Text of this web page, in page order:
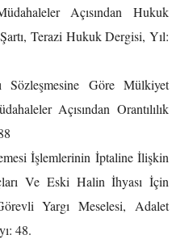
Açısından Hukuk
Terazi Hukuk Dergisi, Yıl:
Sözleşmesine Göre Mülkiyet
Açısından Orantılılık
İşlemlerinin İptaline İlişkin
Ve Eski Halin İhyası İçin
Yargı Meselesi, Adalet
48.